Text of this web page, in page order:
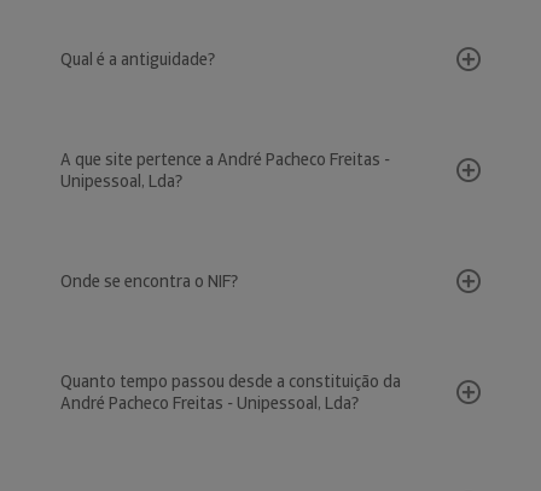
Qual é a antiguidade?
A que site pertence a André Pacheco Freitas -
Unipessoal, Lda?
Onde se encontra o NIF?
Quanto tempo passou desde a constituição da
André Pacheco Freitas - Unipessoal, Lda?